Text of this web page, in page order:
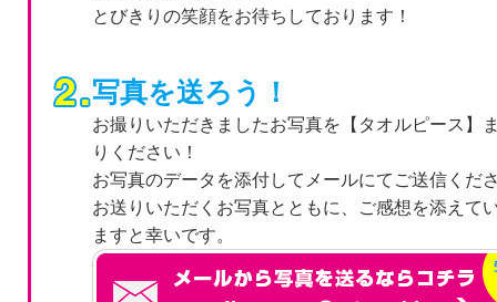
とびきりの笑顔をお待ちしております！
写真を送ろう！
お撮りいただきましたお写真を【タオルピース】
りください！
お写真のデータを添付してメールにてご送信くだ
お送りいただくお写真とともに、ご感想を添えて
ますと幸いです。